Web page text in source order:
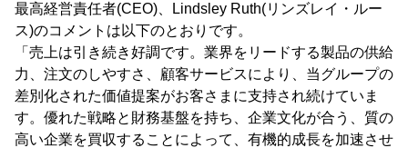
最高経営責任者(CEO)、Lindsley Ruth(リンズレイ・ルー
ス)のコメントは以下のとおりです。
「売上は引き続き好調です。業界をリードする製品の供給
力、注文のしやすさ、顧客サービスにより、当グループの
差別化された価値提案がお客さまに支持され続けていま
す。優れた戦略と財務基盤を持ち、企業文化が合う、質の
高い企業を買収することによって、有機的成長を加速させ